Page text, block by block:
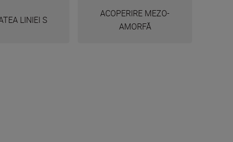
LINIEI S
ACOPERIRE MEZO-
AMORFĂ